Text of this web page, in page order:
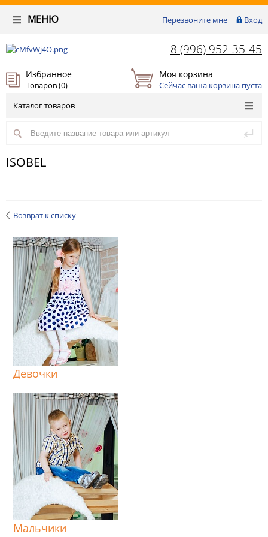
Перезвоните мне Вход
МЕНЮ
8 (996) 952-35-45
Избранное
Товаров (0)
Моя корзина
Сейчас ваша корзина пуста
Каталог товаров
ISOBEL
Возврат к списку
Девочки
Мальчики